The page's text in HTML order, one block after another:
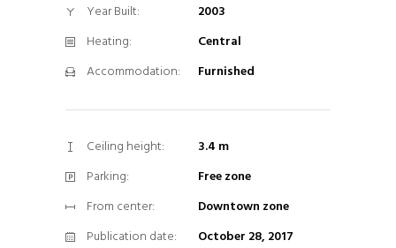
Year Built:
2003
Heating:
Central
Accommodation:
Furnished
Ceiling height:
3.4 m
Parking:
Free zone
From center:
Downtown zone
Publication date:
October 28, 2017
intereses y
mientras visitas
ofertas
personalizados.